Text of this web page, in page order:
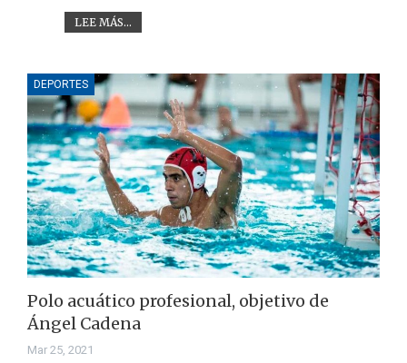
LEE MÁS...
DEPORTES
Polo acuático profesional, objetivo de
Ángel Cadena
Mar 25, 2021